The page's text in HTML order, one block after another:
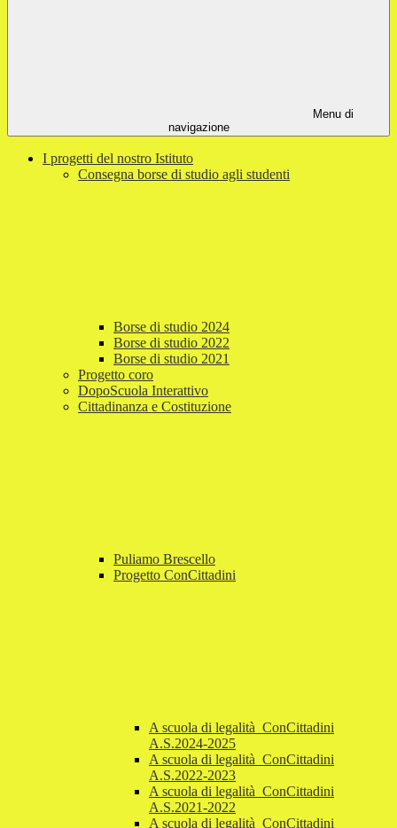
Menu di
navigazione
I progetti del nostro Istituto
Consegna borse di studio agli studenti
Borse di studio 2024
Borse di studio 2022
Borse di studio 2021
Progetto coro
DopoScuola Interattivo
Cittadinanza e Costituzione
Puliamo Brescello
Progetto ConCittadini
A scuola di legalità_ConCittadini
A.S.2024-2025
A scuola di legalità_ConCittadini
A.S.2022-2023
A scuola di legalità_ConCittadini
A.S.2021-2022
A scuola di legalità_ConCittadini